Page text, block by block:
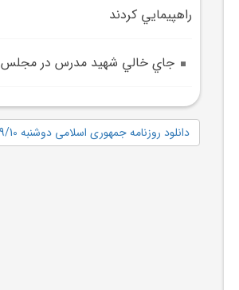
راهپيمايي کردند
جاي خالي شهيد مدرس در مجلس
دانلود روزنامه جمهوری اسلامی دوشنبه 1404/09/10 شماره 13245